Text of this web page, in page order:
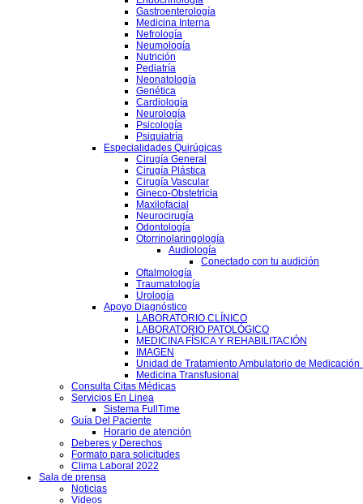
Gastroenterología
Medicina Interna
Nefrología
Neumología
Nutrición
Pediatría
Neonatología
Genética
Cardiología
Neurología
Psicología
Psiquiatría
Especialidades Quirúgicas
Cirugía General
Cirugía Plástica
Cirugía Vascular
Gineco-Obstetricia
Maxilofacial
Neurocirugía
Odontología
Otorrinolaringología
Audiología
Conectado con tu audición
Oftalmología
Traumatología
Urología
Apoyo Diagnóstico
LABORATORIO CLÍNICO
LABORATORIO PATOLÓGICO
MEDICINA FÍSICA Y REHABILITACIÓN
IMAGEN
Unidad de Tratamiento Ambulatorio de Medicación
Medicina Transfusional
Consulta Citas Médicas
Servicios En Linea
Sistema FullTime
Guía Del Paciente
Horario de atención
Deberes y Derechos
Formato para solicitudes
Clima Laboral 2022
Sala de prensa
Noticias
Videos